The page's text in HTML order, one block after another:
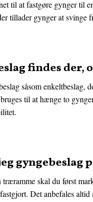
til at fastgøre gynger
tillader gynger at svinge
findes der,
såsom enkeltbeslag,
til at hænge to
gyngebeslag
skal du først
Det anbefales